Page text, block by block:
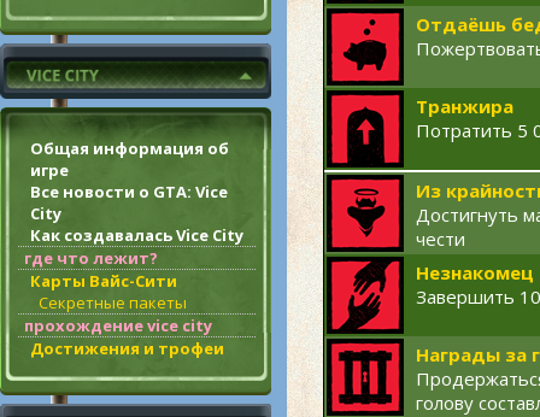
Общая информация об
игре
Все новости о GTA: Vice
City
Как создавалась Vice City
где что лежит?
Карты Вайс-Сити
Секретные пакеты
прохождение vice city
Достижения и трофеи
Отдаёшь
Транжира
Потратить 5
Из
Достигнуть
чести
Незнакомец
Завершить
Награды за
голову